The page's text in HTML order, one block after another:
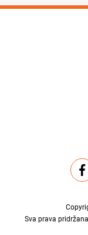
Sva prava